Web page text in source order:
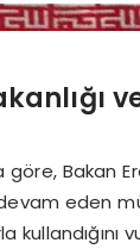
göre,
eden